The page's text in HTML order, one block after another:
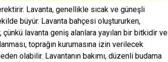
Lavanta, genellikle sıcak ve güneşli
büyür. Lavanta bahçesi oluştururken,
lavanta geniş alanlara yayılan bir bitkidir ve
toprağın kurumasına izin verilecek
olabilir. Lavantanın bakımı, düzenli budama